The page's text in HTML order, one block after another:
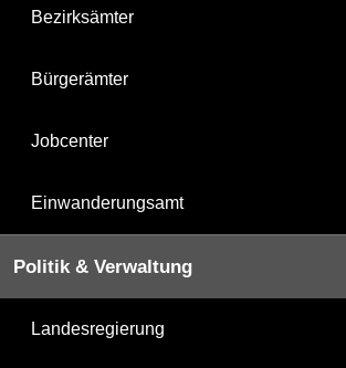
Bezirksämter
Bürgerämter
Jobcenter
Einwanderungsamt
Politik & Verwaltung
Landesregierung